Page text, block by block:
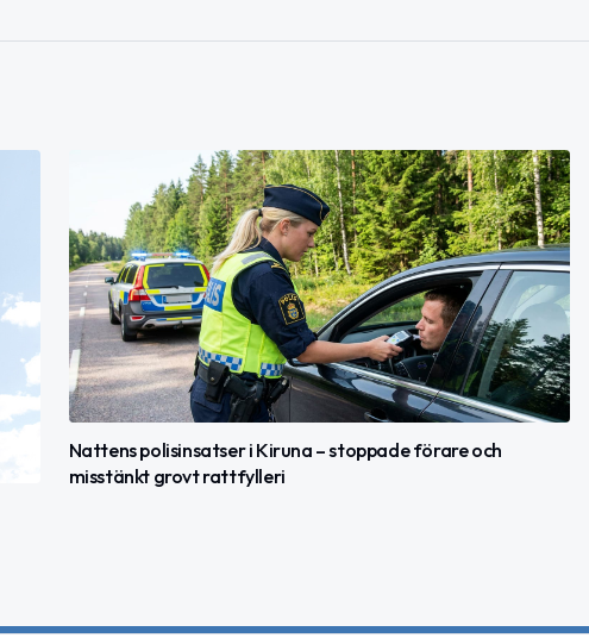
Nattens polisinsatser i Kiruna – stoppade förare och
misstänkt grovt rattfylleri